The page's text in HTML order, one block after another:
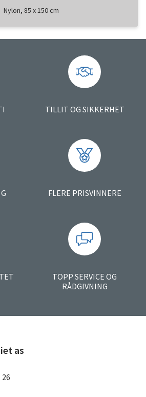
Nylon, 85 x 150 cm
TILLIT OG SIKKERHET
FLERE PRISVINNERE
TOPP SERVICE OG
RÅDGIVNING
as